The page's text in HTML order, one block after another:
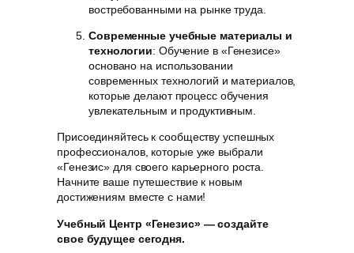
востребованными на рынке труда.
Современные учебные материалы и
технологии: Обучение в «Генезисе»
основано на использовании
современных технологий и материалов,
которые делают процесс обучения
увлекательным и продуктивным.
Присоединяйтесь к сообществу успешных
профессионалов, которые уже выбрали
«Генезис» для своего карьерного роста.
Начните ваше путешествие к новым
достижениям вместе с нами!
Учебный Центр «Генезис» — создайте
свое будущее сегодня.